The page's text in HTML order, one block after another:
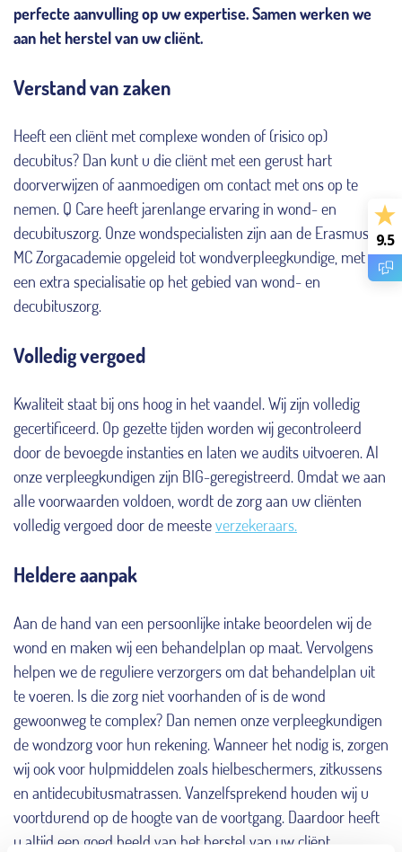
9.5
perfecte aanvulling op uw expertise. Samen werken we
aan het herstel van uw cliënt.
Verstand van zaken
Heeft een cliënt met complexe wonden of (risico op)
decubitus? Dan kunt u die cliënt met een gerust hart
doorverwijzen of aanmoedigen om contact met ons op te
nemen. Q Care heeft jarenlange ervaring in wond- en
decubituszorg. Onze wondspecialisten zijn aan de Erasmus
MC Zorgacademie opgeleid tot wondverpleegkundige, met
een extra specialisatie op het gebied van wond- en
decubituszorg.
Volledig vergoed
Kwaliteit staat bij ons hoog in het vaandel. Wij zijn volledig
gecertificeerd. Op gezette tijden worden wij gecontroleerd
door de bevoegde instanties en laten we audits uitvoeren. Al
onze verpleegkundigen zijn BIG-geregistreerd. Omdat we aan
alle voorwaarden voldoen, wordt de zorg aan uw cliënten
volledig vergoed door de meesteverzekeraars.
Heldere aanpak
Aan de hand van een persoonlijke intake beoordelen wij de
wond en maken wij een behandelplan op maat. Vervolgens
helpen we de reguliere verzorgers om dat behandelplan uit
te voeren. Is die zorg niet voorhanden of is de wond
gewoonweg te complex? Dan nemen onze verpleegkundigen
de wondzorg voor hun rekening. Wanneer het nodig is, zorgen
wij ook voor hulpmiddelen zoals hielbeschermers, zitkussens
en antidecubitusmatrassen. Vanzelfsprekend houden wij u
voortdurend op de hoogte van de voortgang. Daardoor heeft
u altijd een goed beeld van het herstel van uw cliënt.